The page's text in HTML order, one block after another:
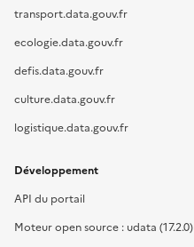
transport.data.gouv.fr
ecologie.data.gouv.fr
defis.data.gouv.fr
culture.data.gouv.fr
logistique.data.gouv.fr
Développement
API du portail
Moteur open source : udata (17.2.0)